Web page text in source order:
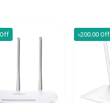
৳200.00 Off